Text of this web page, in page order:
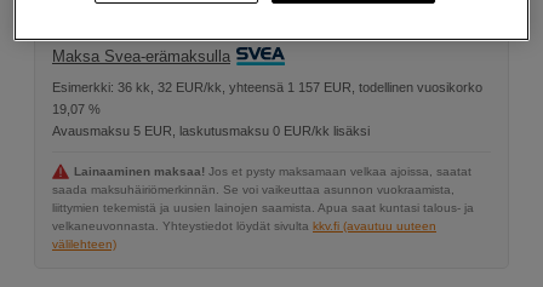
Maksa Svea-erämaksulla
Esimerkki: 36 kk, 32 EUR/kk, yhteensä 1 157 EUR, todellinen vuosikorko
19,07 %
Avausmaksu 5 EUR, laskutusmaksu 0 EUR/kk lisäksi
Lainaaminen maksaa! Jos et pysty maksamaan velkaa ajoissa, saatat
saada maksuhäiriömerkinnän. Se voi vaikeuttaa asunnon vuokraamista,
liittymien tekemistä ja uusien lainojen saamista. Apua saat kuntasi talous- ja
velkaneuvonnasta. Yhteystiedot löydät sivulta kkv.fi (avautuu uuteen
välilehteen)